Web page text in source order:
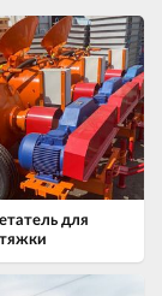
для